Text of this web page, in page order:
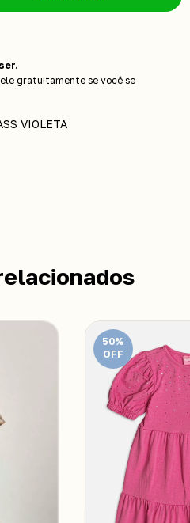
gratuitamente se você se
VIOLETA
50%
OFF